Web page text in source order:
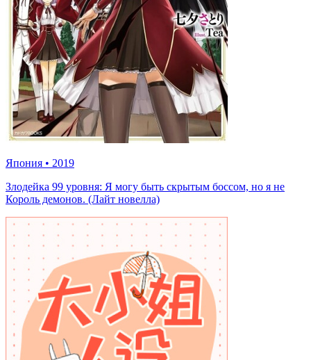
Япония • 2019
Злодейка 99 уровня: Я могу быть скрытым боссом, но я не
Король демонов. (Лайт новелла)